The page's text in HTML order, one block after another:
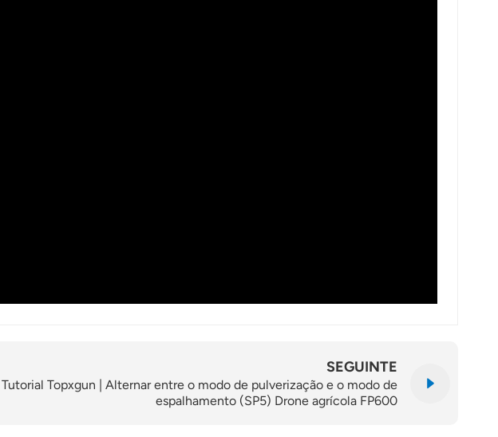
SEGUINTE
Tutorial Topxgun | Alternar entre o modo de pulverização e o modo de
espalhamento (SP5) Drone agrícola FP600